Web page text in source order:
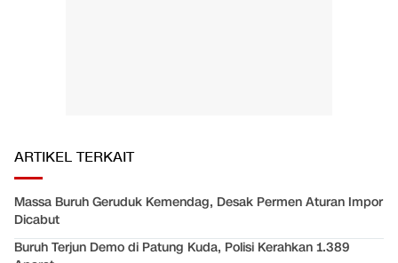
ARTIKEL TERKAIT
Massa Buruh Geruduk Kemendag, Desak Permen Aturan Impor
Dicabut
Buruh Terjun Demo di Patung Kuda, Polisi Kerahkan 1.389